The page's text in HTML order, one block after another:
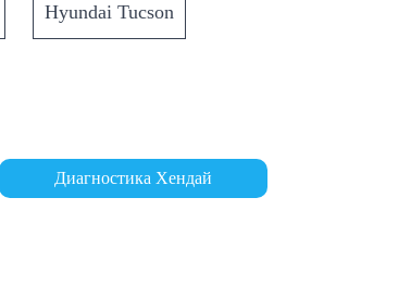
Hyundai Tucson
Диагностика Хендай